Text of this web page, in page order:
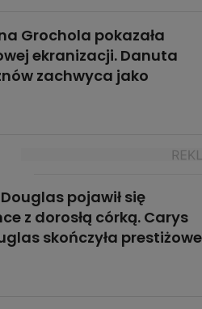
Grochola pokazała
ekranizacji. Danuta
zachwyca jako
pojawił się
z dorosłą córką. Carys
skończyła prestiżowe